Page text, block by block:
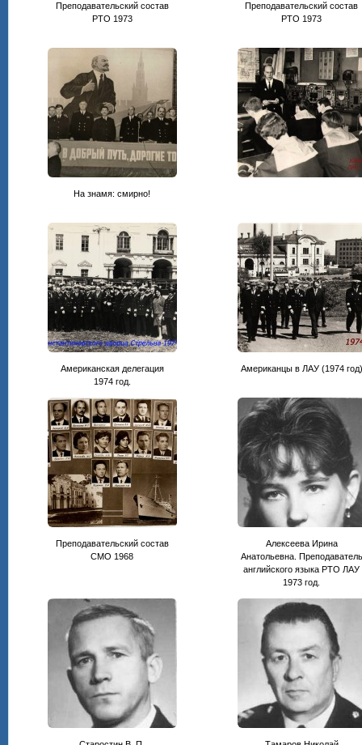
Преподавательский состав
РТО 1973
Преподавательский состав
РТО 1973
На знамя: смирно!
Американская делегация
1974 год.
Американцы в ЛАУ (1974 год)
Преподавательский состав
СМО 1968
Алексеева Ирина
Анатольевна. Преподаватель
английского языка РТО ЛАУ
1973 год.